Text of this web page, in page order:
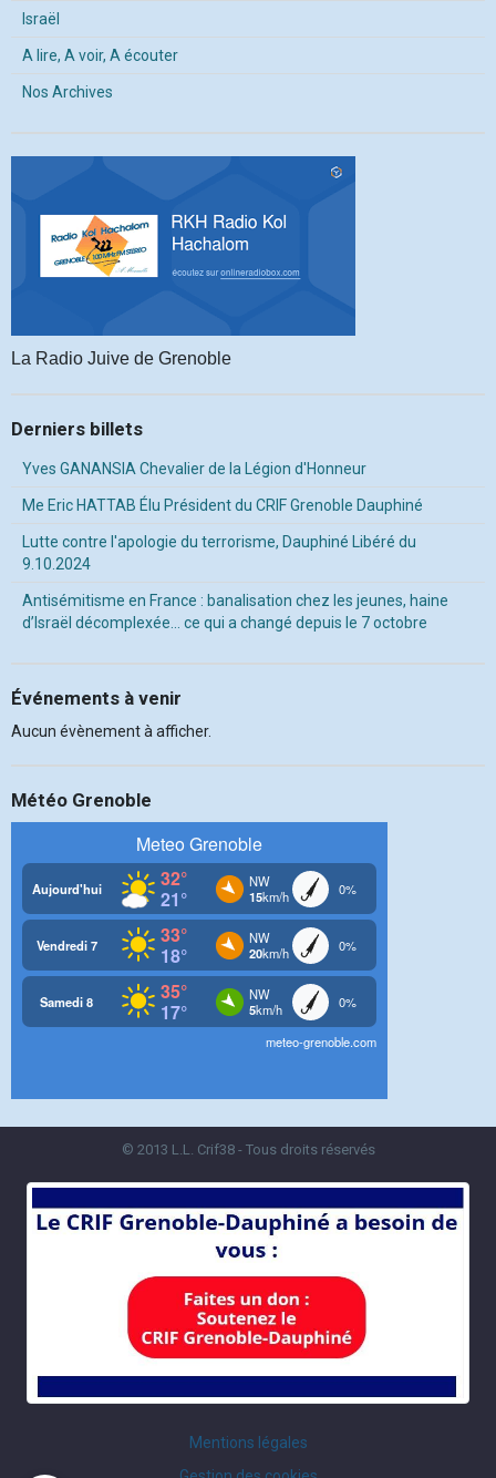
Israël
A lire, A voir, A écouter
Nos Archives
La Radio Juive de Grenoble
Derniers billets
Yves GANANSIA Chevalier de la Légion d'Honneur
Me Eric HATTAB Élu Président du CRIF Grenoble Dauphiné
Lutte contre l'apologie du terrorisme, Dauphiné Libéré du
9.10.2024
Antisémitisme en France : banalisation chez les jeunes, haine
d’Israël décomplexée… ce qui a changé depuis le 7 octobre
Événements à venir
Aucun évènement à afficher.
Météo Grenoble
© 2013 L.L. Crif38 - Tous droits réservés
Mentions légales